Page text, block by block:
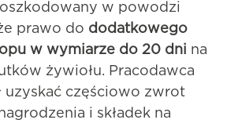
w powodzi
prawo do dodatkowego
w wymiarze do 20 dni na
żywiołu. Pracodawca
uzyskać częściowo zwrot
i składek na